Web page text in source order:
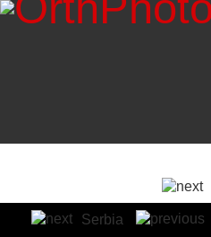
Serbia